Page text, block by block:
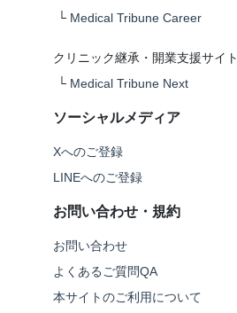
└ Medical Tribune Career
クリニック継承・開業支援サイト
└ Medical Tribune Next
ソーシャルメディア
Xへのご登録
LINEへのご登録
お問い合わせ・規約
お問い合わせ
よくあるご質問QA
本サイトのご利用について